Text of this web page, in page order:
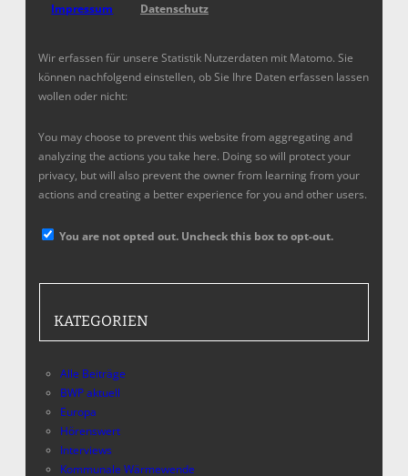
Impressum Datenschutz
Wir erfassen für unsere Statistik Nutzerdaten mit Matomo. Sie
können nachfolgend einstellen, ob Sie Ihre Daten erfassen lassen
wollen oder nicht:
You may choose to prevent this website from aggregating and
analyzing the actions you take here. Doing so will protect your
privacy, but will also prevent the owner from learning from your
actions and creating a better experience for you and other users.
You are not opted out. Uncheck this box to opt-out.
KATEGORIEN
Alle Beiträge
BWP aktuell
Europa
Hörenswert
Interviews
Kommunale Wärmewende